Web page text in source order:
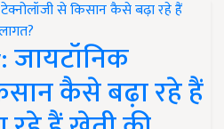
जायटॉनिक
कैसे बढ़ा रहे हैं